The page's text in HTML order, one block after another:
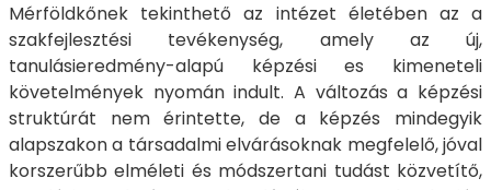
Mérföldkőnek tekinthető az intézet életében az a
szakfejlesztési tevékenység, amely az új,
tanulásieredmény-alapú képzési es kimeneteli
követelmények nyomán indult. A változás a képzési
struktúrát nem érintette, de a képzés mindegyik
alapszakon a társadalmi elvárásoknak megfelelő, jóval
korszerűbb elméleti és módszertani tudást közvetítő,